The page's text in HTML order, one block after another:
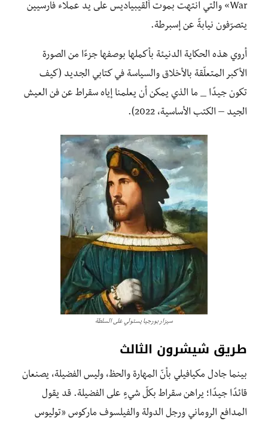
War» والتي انتهت بموت ألقيبياديس على يد عملاء فارسيين
يتصرّفون نيابةً عن إسبرطة.
أروي هذه الحكاية الدنيئة بأكملها بوصفها جزءًا من الصورة
الأكبر المتعلّقة بالأخلاق والسياسة في كتابي الجديد (كيف
تكون جيدًا _ ما الذي يمكن أن يعلمنا إياه سقراط عن فن العيش
الجيد – الكتب الأساسية، 2022).
سيزار بورجيا يستولي على السلطة
طريق شيشرون الثالث
بينما جادل مكيافيلي بأنّ المهارة والحظ، وليس الفضيلة، يصنعان
قائدًا جيدًا؛ يراهن سقراط بكلّ شيءٍ على الفضيلة. قد يقول
المدافع الروماني ورجل الدولة والفيلسوف ماركوس «توليوس